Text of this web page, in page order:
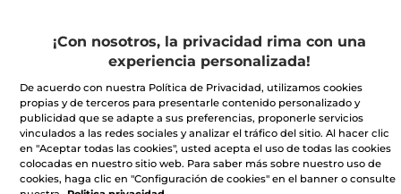
IR A LA TIENDA
943376918
Horario comercial
¡Con nosotros, la privacidad rima con una
experiencia personalizada!
De acuerdo con nuestra Política de Privacidad, utilizamos cookies
propias y de terceros para presentarle contenido personalizado y
publicidad que se adapte a sus preferencias, proponerle servicios
vinculados a las redes sociales y analizar el tráfico del sitio. Al hacer clic
en "Aceptar todas las cookies", usted acepta el uso de todas las cookies
colocadas en nuestro sitio web. Para saber más sobre nuestro uso de
cookies, haga clic en "Configuración de cookies" en el banner o consulte